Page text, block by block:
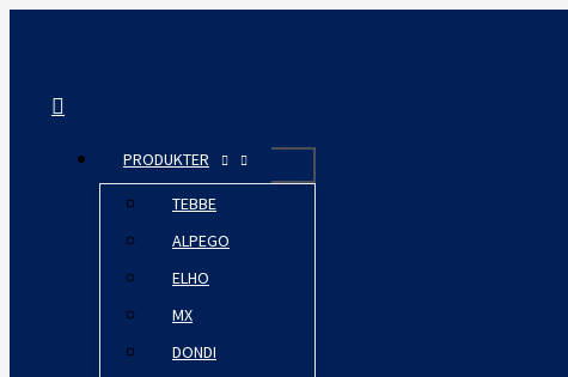
indholdet
Søg
PRODUKTER
TEBBE
ALPEGO
ELHO
MX
DONDI